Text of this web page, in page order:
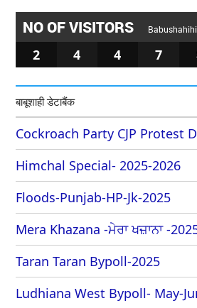
NO OF VISITORS
2 4 4 7
बाबूशाही डेटाबैंक
Cockroach Party CJP Protest
Himchal Special- 2025-2026
Floods-Punjab-HP-Jk-2025
Mera Khazana -ਮੇਰਾ ਖਜ਼ਾਨਾ -
Taran Taran Bypoll-2025
Ludhiana West Bypoll- May-